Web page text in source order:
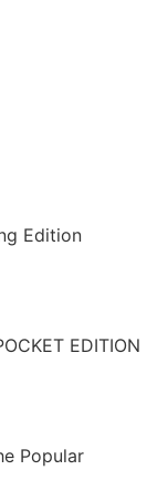
Edition
EDITION
Popular